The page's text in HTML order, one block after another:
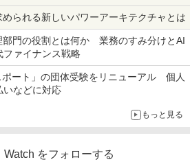
られる新しいパワーアーキテクチャとは
部門の役割とは何か 業務のすみ分けとAI
ァイナンス戦略
ポート」の団体受験をリニューアル 個人
いなどに対応
もっと見る
Watch をフォローする